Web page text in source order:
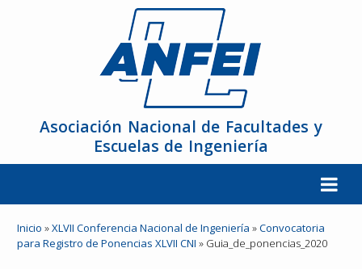
Asociación Nacional de Facultades y
Escuelas de Ingeniería
La ANFEI
Inicio »XLVII Conferencia Nacional de Ingeniería »Convocatoria
para Registro de Ponencias XLVII CNI » Guia_de_ponencias_2020